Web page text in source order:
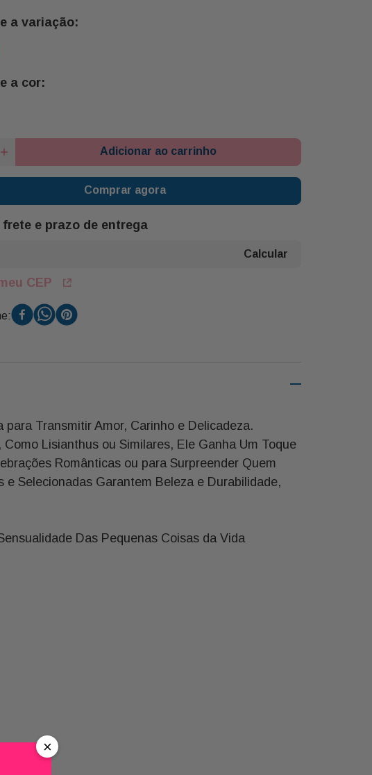
25 Cm
Adicionar ao carrinho
Comprar agora
e prazo de entrega
CEP
Transmitir Amor, Carinho e Delicadeza.
Lisianthus ou Similares, Ele Ganha Um Toque
Românticas ou para Surpreender Quem
Selecionadas Garantem Beleza e Durabilidade,
Das Pequenas Coisas da Vida
×